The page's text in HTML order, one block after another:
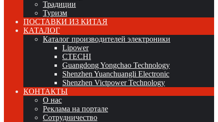
Традиции
Туризм
ПОСТАВКИ ИЗ КИТАЯ
КАТАЛОГ
Каталог производителей электроники
Lipower
CTECHI
Guangdong Yongchao Technology
Shenzhen Yuanchuangli Electronic
Shenzhen Victpower Technology
КОНТАКТЫ
О нас
Реклама на портале
Сотрудничество